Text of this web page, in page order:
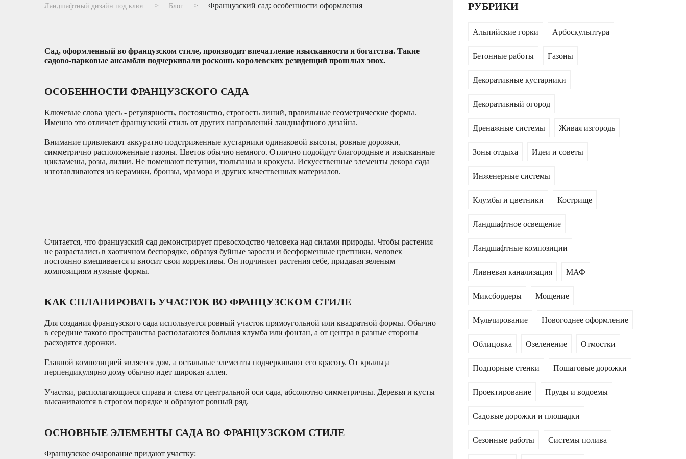
Ландшафтный дизайн под ключ Блог Французский сад: особенности оформления
Сад, оформленный во французском стиле, производит впечатление изысканности и богатства. Такие
садово-парковые ансамбли подчеркивали роскошь королевских резиденций прошлых эпох.
ОСОБЕННОСТИ ФРАНЦУЗСКОГО САДА
Ключевые слова здесь - регулярность, постоянство, строгость линий, правильные геометрические формы.
Именно это отличает французский стиль от других направлений ландшафтного дизайна.
Внимание привлекают аккуратно подстриженные кустарники одинаковой высоты, ровные дорожки,
симметрично расположенные газоны. Цветов обычно немного. Отлично подойдут благородные и изысканные
цикламены, розы, лилии. Не помешают петунии, тюльпаны и крокусы. Искусственные элементы декора сада
изготавливаются из керамики, бронзы, мрамора и других качественных материалов.
Считается, что французский сад демонстрирует превосходство человека над силами природы. Чтобы растения
не разрастались в хаотичном беспорядке, образуя буйные заросли и бесформенные цветники, человек
постоянно вмешивается и вносит свои коррективы. Он подчиняет растения себе, придавая зеленым
композициям нужные формы.
КАК СПЛАНИРОВАТЬ УЧАСТОК ВО ФРАНЦУЗСКОМ СТИЛЕ
Для создания французского сада используется ровный участок прямоугольной или квадратной формы. Обычно
в середине такого пространства располагаются большая клумба или фонтан, а от центра в разные стороны
расходятся дорожки.
Главной композицией является дом, а остальные элементы подчеркивают его красоту. От крыльца
перпендикулярно дому обычно идет широкая аллея.
Участки, располагающиеся справа и слева от центральной оси сада, абсолютно симметричны. Деревья и кусты
высаживаются в строгом порядке и образуют ровный ряд.
ОСНОВНЫЕ ЭЛЕМЕНТЫ САДА ВО ФРАНЦУЗСКОМ СТИЛЕ
Французское очарование придают участку:
РУБРИКИ
Альпийские горки Арбоскульптура
Бетонные работы Газоны
Декоративные кустарники
Декоративный огород
Дренажные системы Живая изгородь
Зоны отдыха Идеи и советы
Инженерные системы
Клумбы и цветники Кострище
Ландшафтное освещение
Ландшафтные композиции
Ливневая канализация МАФ
Миксбордеры Мощение
Мульчирование Новогоднее оформление
Облицовка Озеленение Отмостки
Подпорные стенки Пошаговые дорожки
Проектирование Пруды и водоемы
Садовые дорожки и площадки
Сезонные работы Системы полива